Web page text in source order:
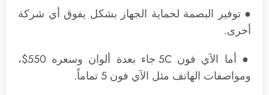
● توفير البصمة لحماية الجهاز بشكل يفوق أي شركة
أخرى.
● أما الآي فون 5C جاء بعدة ألوان وسعره 550$،
ومواصفات الهاتف مثل الآي فون 5 تماماً.